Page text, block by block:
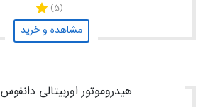
(5)
مشاهده و خرید
هیدروموتور اوربیتالی دانفوس OMP